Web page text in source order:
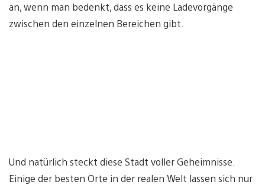
an, wenn man bedenkt, dass es keine Ladevorgänge
zwischen den einzelnen Bereichen gibt.
Und natürlich steckt diese Stadt voller Geheimnisse.
Einige der besten Orte in der realen Welt lassen sich nur